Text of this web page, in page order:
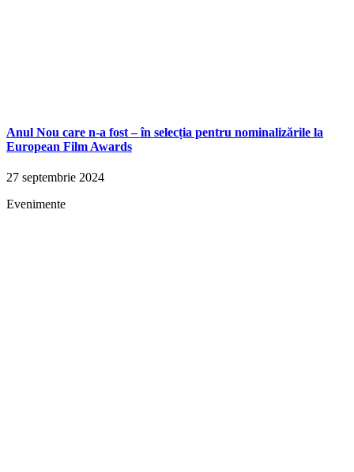
Anul Nou care n-a fost – în selecția pentru nominalizările la
European Film Awards
27 septembrie 2024
Evenimente